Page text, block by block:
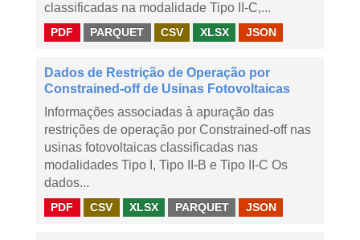
classificadas na modalidade Tipo II-C,...
PDF PARQUET CSV XLSX JSON
Dados de Restrição de Operação por
Constrained-off de Usinas Fotovoltaicas
Informações associadas à apuração das
restrições de operação por Constrained-off nas
usinas fotovoltaicas classificadas nas
modalidades Tipo I, Tipo II-B e Tipo II-C Os
dados...
PDF CSV XLSX PARQUET JSON